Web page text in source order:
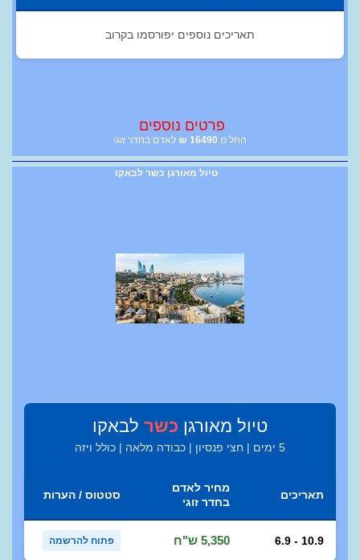
תאריכים נוספים יפורסמו בקרוב
פרטים נוספים
החל מ 16490
₪ לאדם בחדר זוגי
טיול מאורגן כשר לבאקו
טיול מאורגן כשר לבאקו
5 ימים | חצי פנסיון | כבודה מלאה | כולל ויזה
תאריכים
מחיר לאדם
בחדר זוגי
סטטוס / הערות
6.9 - 10.9 5,350 ש"ח פתוח להרשמה